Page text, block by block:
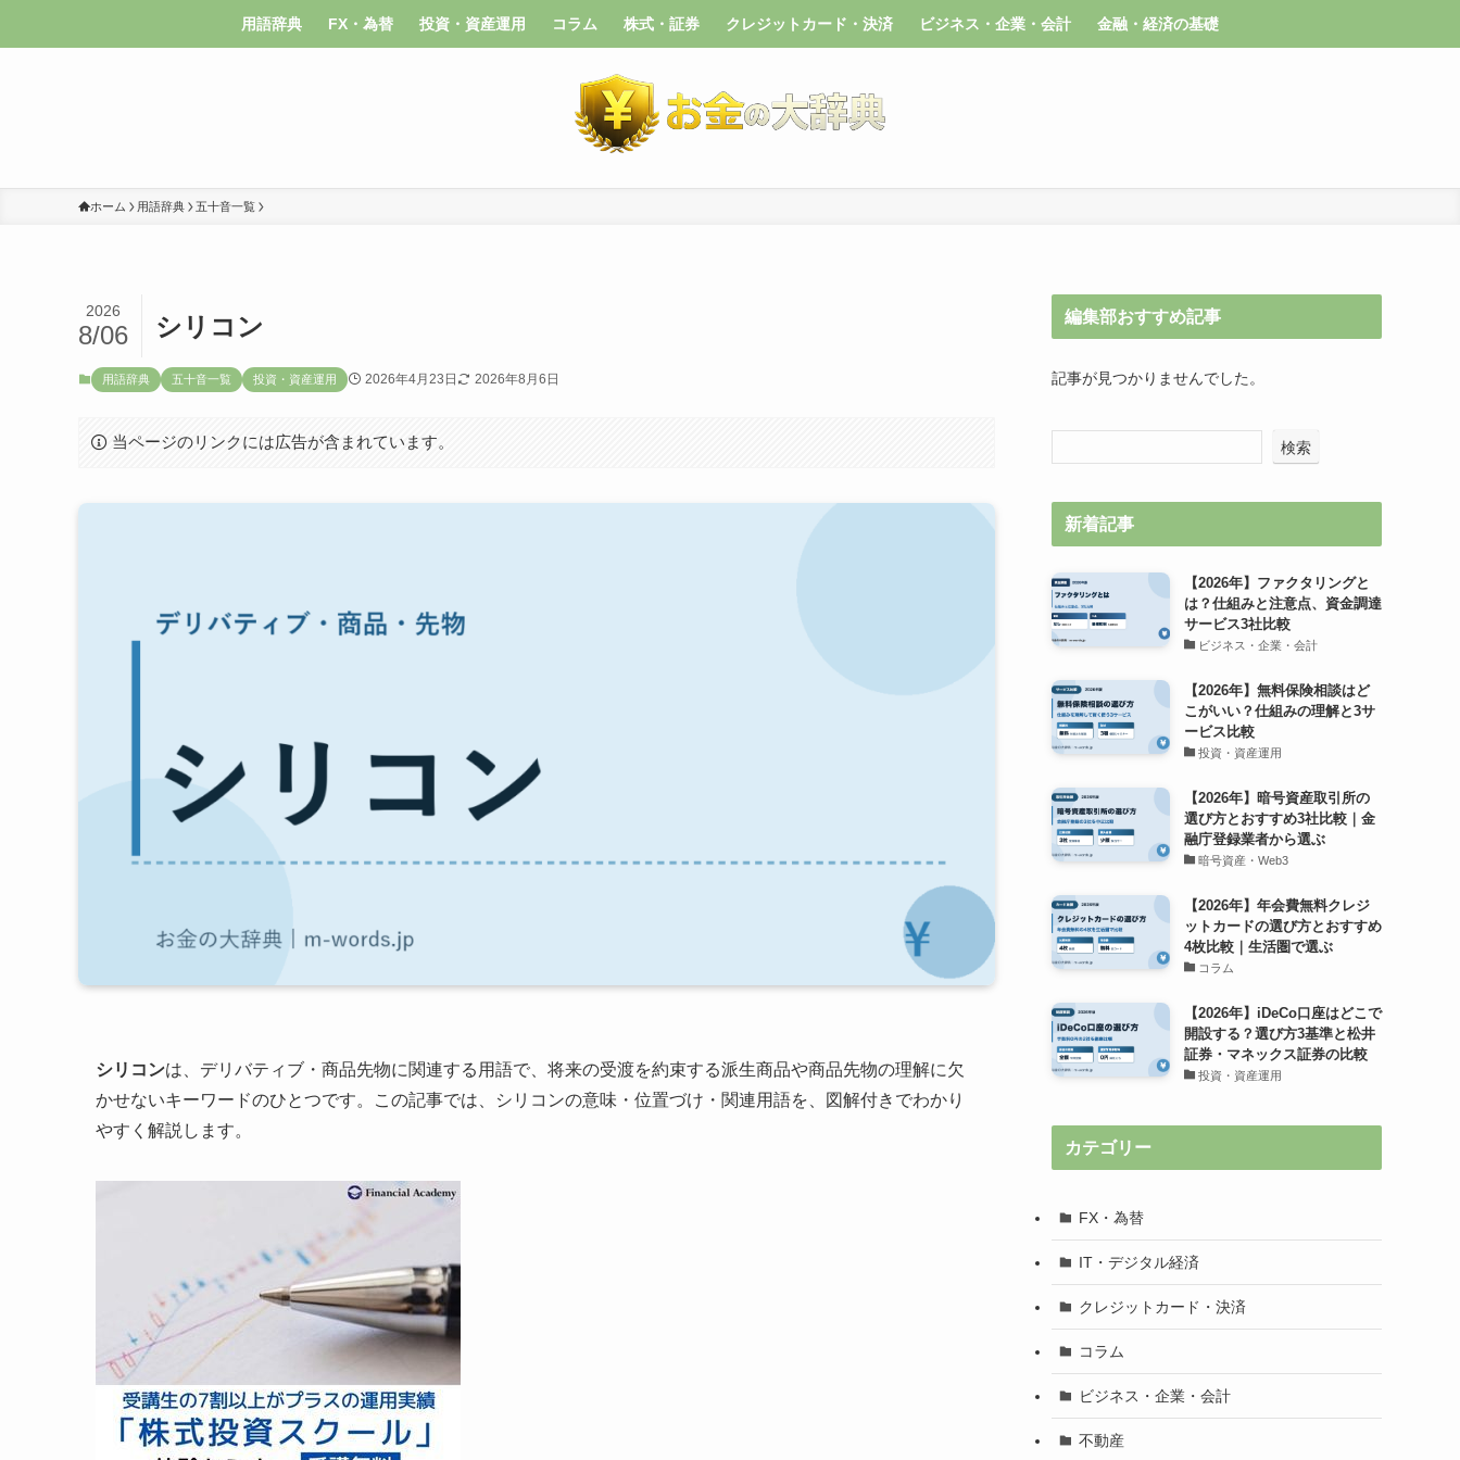
用語辞典 FX・為替 投資・資産運用 コラム 株式・証券 クレジットカード・決済 ビジネス・企業・会計 金融・経済の基礎
ホーム 用語辞典 五十音一覧
シリコン
2026
8/06
用語辞典 五十音一覧 投資・資産運用 2026年4月23日 2026年8月6日
当ページのリンクには広告が含まれています。
シリコンは、デリバティブ・商品先物に関連する用語で、将来の受渡を約束する派生商品や商品先物の理解に欠
かせないキーワードのひとつです。この記事では、シリコンの意味・位置づけ・関連用語を、図解付きでわかり
やすく解説します。
編集部おすすめ記事
記事が見つかりませんでした。
検索
新着記事
【2026年】ファクタリングと
は？仕組みと注意点、資金調達
サービス3社比較
ビジネス・企業・会計
【2026年】無料保険相談はど
こがいい？仕組みの理解と3サ
ービス比較
投資・資産運用
【2026年】暗号資産取引所の
選び方とおすすめ3社比較｜金
融庁登録業者から選ぶ
暗号資産・Web3
【2026年】年会費無料クレジ
ットカードの選び方とおすすめ
4枚比較｜生活圏で選ぶ
コラム
【2026年】iDeCo口座はどこで
開設する？選び方3基準と松井
証券・マネックス証券の比較
投資・資産運用
カテゴリー
FX・為替
IT・デジタル経済
クレジットカード・決済
コラム
ビジネス・企業・会計
不動産